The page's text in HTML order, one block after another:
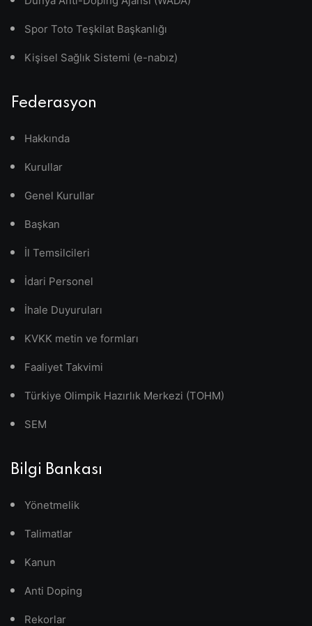
Spor Toto Teşkilat Başkanlığı
Kişisel Sağlık Sistemi (e-nabız)
Federasyon
Hakkında
Kurullar
Genel Kurullar
Başkan
İl Temsilcileri
İdari Personel
İhale Duyuruları
KVKK metin ve formları
Faaliyet Takvimi
Türkiye Olimpik Hazırlık Merkezi (TOHM)
SEM
Bilgi Bankası
Yönetmelik
Talimatlar
Kanun
Anti Doping
Rekorlar